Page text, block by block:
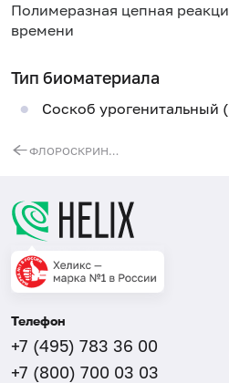
Полимеразная цепная
времени
Тип биоматериала
Соскоб урогенитальный
ФЛОРОСКРИН - комплексное исследование с выявлением гонококка, хламидий, микоплазм и трихомонад (NCMT)
Телефон
+7 (495) 783 36 00
+7 (800) 700 03 03